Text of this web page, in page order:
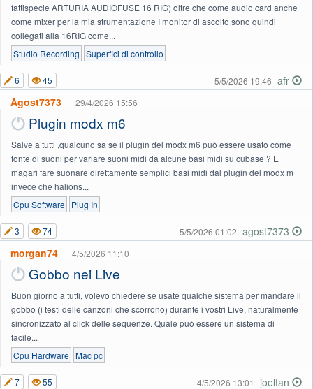
fattispecie ARTURIA AUDIOFUSE 16 RIG) oltre che come audio card anche
come mixer per la mia strumentazione I monitor di ascolto sono quindi
collegati alla 16RIG come...
Studio Recording Superfici di controllo
afr
5/5/2026 19:46
6 45
Agost7373 29/4/2026 15:56
Plugin modx m6
Salve a tutti ,qualcuno sa se il plugin del modx m6 può essere usato come
fonte di suoni per variare suoni midi da alcune basi midi su cubase ? E
magari fare suonare direttamente semplici basi midi dal plugin del modx m
invece che halions...
Cpu Software Plug In
agost7373
5/5/2026 01:02
3 74
morgan74 4/5/2026 11:10
Gobbo nei Live
Buon giorno a tutti, volevo chiedere se usate qualche sistema per mandare il
gobbo (i testi delle canzoni che scorrono) durante i vostri Live, naturalmente
sincronizzato al click delle sequenze. Quale può essere un sistema di
facile...
Cpu Hardware Mac pc
joelfan
4/5/2026 13:01
7 55